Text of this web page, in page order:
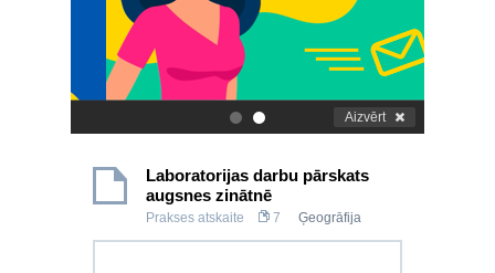
. Aizvērt
Laboratorijas darbu pārskats
augsnes zinātnē
Prakses atskaite 7 Ģeogrāfija